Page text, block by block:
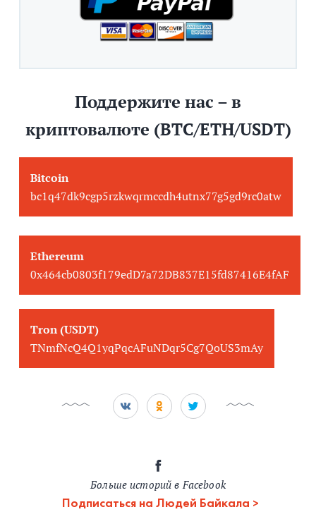
Поддержите нас – в
криптовалюте (BTC/ETH/USDT)
Bitcoin
bc1q47dk9cgp5rzkwqrmccdh4utnx77g5gd9rc0atw
Ethereum
0x464cb0803f179edD7a72DB837E15fd87416E4fAF
Tron (USDT)
TNmfNcQ4Q1yqPqcAFuNDqr5Cg7QoUS3mAy
Больше историй в Facebook
Подписаться на Людей Байкала